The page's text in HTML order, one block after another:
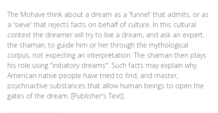
The Mohave think about a dream as a 'funnel' that admits, or as
a 'sieve' that rejects facts on behalf of culture. In this cultural
context the dreamer will try to live a dream, and ask an expert,
the shaman, to guide him or her through the mythological
corpus, not expecting an interpretation. The shaman then plays
his role using "initiatory dreams". Such facts may explain why
American native people have tried to find, and master,
psychoactive substances that allow human beings to open the
gates of the dream. [Publisher's Text].